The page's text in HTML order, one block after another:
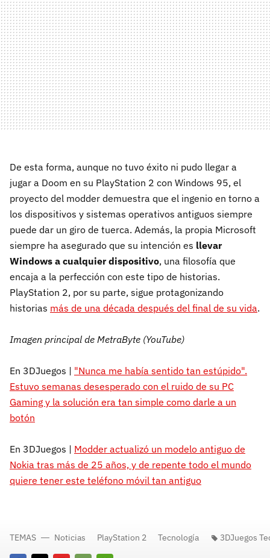
De esta forma, aunque no tuvo éxito ni pudo llegar a
jugar a Doom en su PlayStation 2 con Windows 95, el
proyecto del modder demuestra que el ingenio en torno a
los dispositivos y sistemas operativos antiguos siempre
puede dar un giro de tuerca. Además, la propia Microsoft
siempre ha asegurado que su intención es llevar
Windows a cualquier dispositivo, una filosofía que
encaja a la perfección con este tipo de historias.
PlayStation 2, por su parte, sigue protagonizando
historias más de una década después del final de su vida.
Imagen principal de MetraByte (YouTube)
En 3DJuegos | "Nunca me había sentido tan estúpido".
Estuvo semanas desesperado con el ruido de su PC
Gaming y la solución era tan simple como darle a un
botón
En 3DJuegos | Modder actualizó un modelo antiguo de
Nokia tras más de 25 años, y de repente todo el mundo
quiere tener este teléfono móvil tan antiguo
TEMAS Noticias PlayStation 2 Tecnología 3DJuegos